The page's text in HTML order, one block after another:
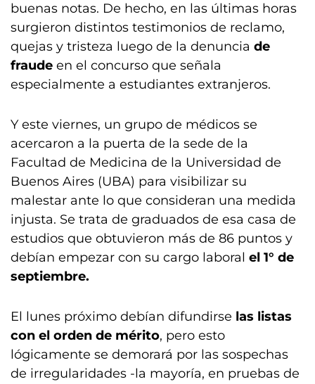
buenas notas. De hecho, en las últimas horas
surgieron distintos testimonios de reclamo,
quejas y tristeza luego de la denuncia de
fraude en el concurso que señala
especialmente a estudiantes extranjeros.
Y este viernes, un grupo de médicos se
acercaron a la puerta de la sede de la
Facultad de Medicina de la Universidad de
Buenos Aires (UBA) para visibilizar su
malestar ante lo que consideran una medida
injusta. Se trata de graduados de esa casa de
estudios que obtuvieron más de 86 puntos y
debían empezar con su cargo laboral el 1° de
septiembre.
El lunes próximo debían difundirse las listas
con el orden de mérito, pero esto
lógicamente se demorará por las sospechas
de irregularidades -la mayoría, en pruebas de